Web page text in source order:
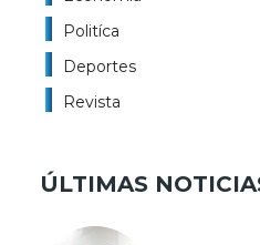
Politíca
Deportes
Revista
ÚLTIMAS